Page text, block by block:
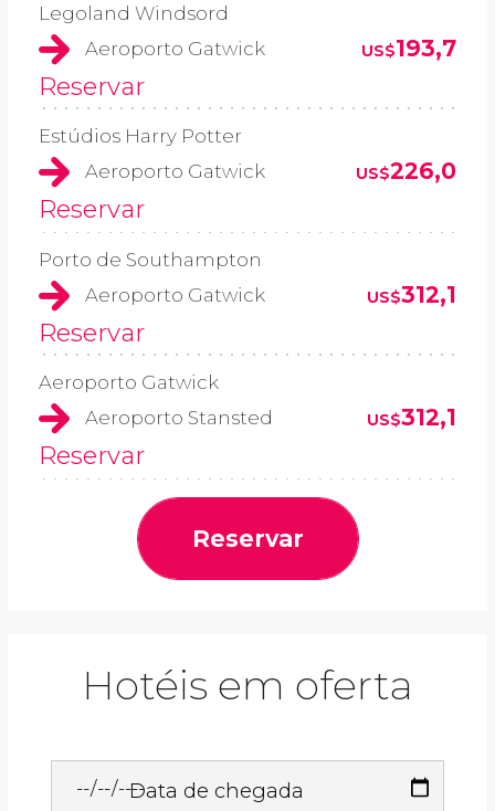
Legoland Windsord
Aeroporto Gatwick
US$193,7
Reservar
Estúdios Harry Potter
Aeroporto Gatwick
US$226,0
Reservar
Porto de Southampton
Aeroporto Gatwick
US$312,1
Reservar
Aeroporto Gatwick
Aeroporto Stansted
US$312,1
Reservar
Reservar
Hotéis em oferta
Data de chegada